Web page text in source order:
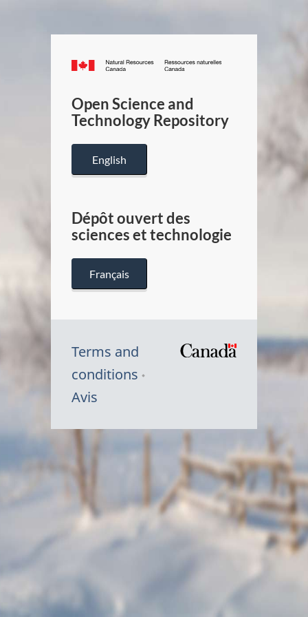
Canada.ca
/
Canada
Open Science and
Technology Repository
English
Dépôt ouvert des
sciences et technologie
Français
Terms and
conditions
Avis
Symbole
Canada